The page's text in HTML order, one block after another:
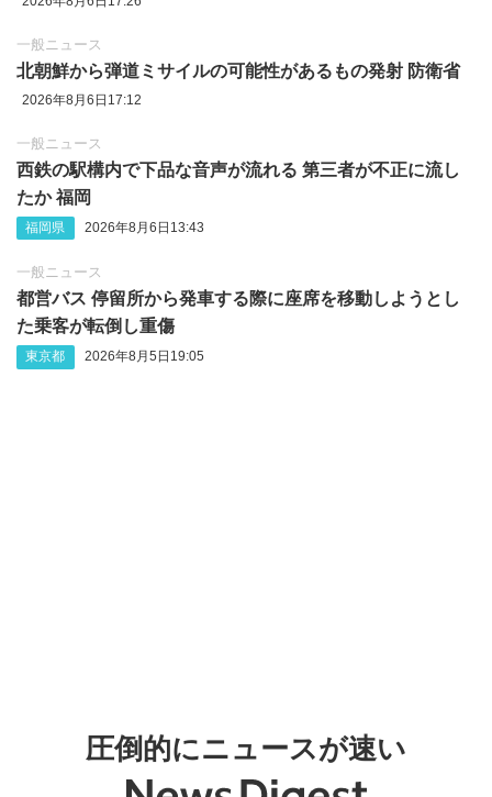
一般ニュース
北朝鮮から弾道ミサイルの可能性があるもの発射 防衛省
2026年8月6日17:12
一般ニュース
西鉄の駅構内で下品な音声が流れる 第三者が不正に流し
たか 福岡
福岡県 2026年8月6日13:43
一般ニュース
都営バス 停留所から発車する際に座席を移動しようとし
た乗客が転倒し重傷
東京都 2026年8月5日19:05
圧倒的にニュースが速い